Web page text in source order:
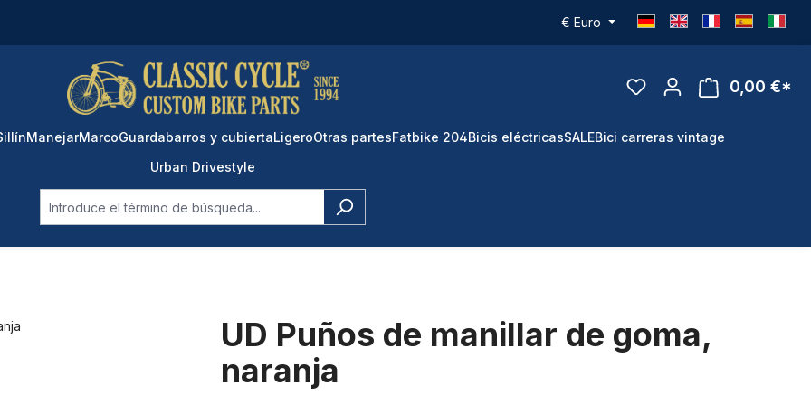
€ Euro
0,00 €*
ManejarMarcoGuardabarros y cubiertaLigeroOtras partesFatbike 204Bicis eléctricasSALEBici carreras vintage
Urban Drivestyle
UD Puños de manillar de goma,
naranja